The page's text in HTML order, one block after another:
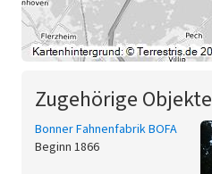
Zugehörige Objekte
Bonner Fahnenfabrik BOFA
Beginn 1866